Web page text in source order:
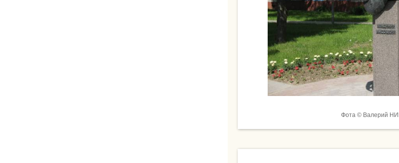
Фота © Валерий